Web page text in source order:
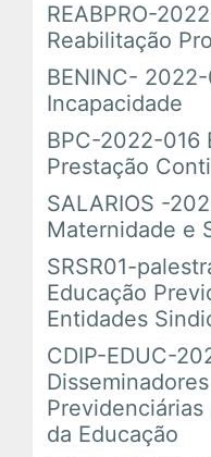
REABPRO-
Reabilitação
BENINC-
Incapacidade
BPC-2022-016
Prestação
SALARIOS -
Maternidade e
SRSR01-
Educação
Entidades
CDIP-EDUC-
da Educação